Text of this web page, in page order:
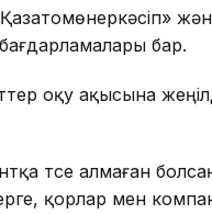
бар.
оқу ақысына
түсе алмаған
қорлар мен